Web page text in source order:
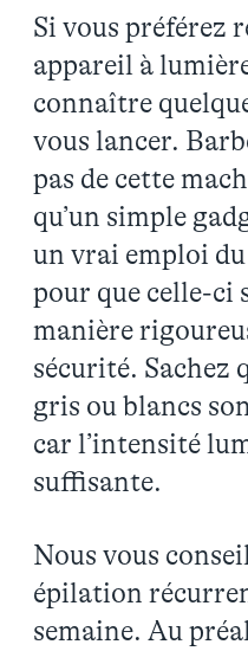
Si vous préférez
appareil à
connaître
vous lancer.
pas de cette
qu’un simple
un vrai emploi
pour que celle-ci
manière
sécurité. Sachez
gris ou blancs
car l’intensité
suffisante.
Nous vous
épilation
semaine. Au